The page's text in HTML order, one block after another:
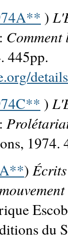
)
445pp.
)
1974.
)
du